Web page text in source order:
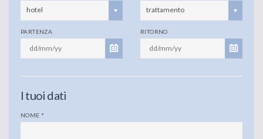
hotel trattamento
PARTENZA RITORNO
I tuoi dati
NOME *